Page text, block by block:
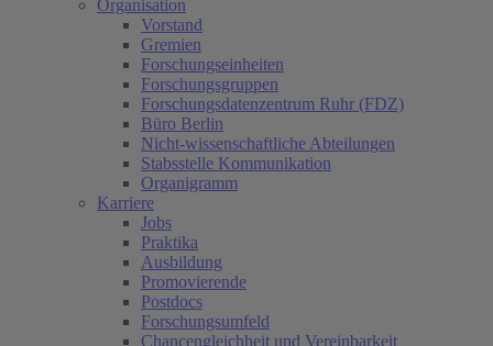
Organisation
Vorstand
Gremien
Forschungseinheiten
Forschungsgruppen
Forschungsdatenzentrum Ruhr (FDZ)
Büro Berlin
Nicht-wissenschaftliche Abteilungen
Stabsstelle Kommunikation
Organigramm
Karriere
Jobs
Praktika
Ausbildung
Promovierende
Postdocs
Forschungsumfeld
Chancengleichheit und Vereinbarkeit